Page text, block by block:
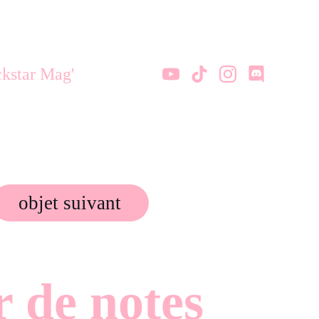
Mag'
de notes
objet suivant